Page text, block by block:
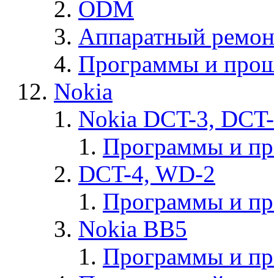
ODM
Аппаратный
Программы и
Nokia
Nokia DCT-3,
Программы и
DCT-4, WD-2
Программы и
Nokia BB5
Программы и